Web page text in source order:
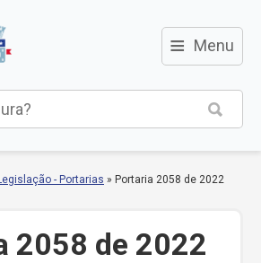
≡ Menu
- Portarias » Portaria 2058 de 2022
2058 de 2022